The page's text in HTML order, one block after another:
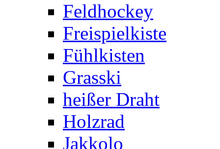
Feldhockey
Freispielkiste
Fühlkisten
Grasski
heißer Draht
Holzrad
Jakkolo